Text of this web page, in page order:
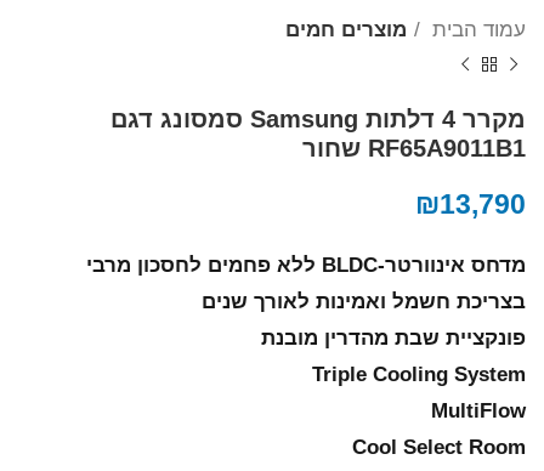
עמוד הבית מוצרים חמים
מקרר 4 דלתות Samsung סמסונג דגם
RF65A9011B1 שחור
₪13,790
מדחס אינוורטר-BLDC ללא פחמים לחסכון מרבי
בצריכת חשמל ואמינות לאורך שנים
פונקציית שבת מהדרין מובנת
Triple Cooling System
MultiFlow
Cool Select Room